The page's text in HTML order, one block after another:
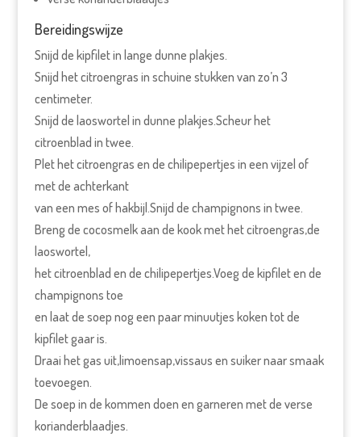
Bereidingswijze
Snijd de kipfilet in lange dunne plakjes.
Snijd het citroengras in schuine stukken van zo’n 3
centimeter.
Snijd de laoswortel in dunne plakjes.Scheur het
citroenblad in twee.
Plet het citroengras en de chilipepertjes in een vijzel of
met de achterkant
van een mes of hakbijl.Snijd de champignons in twee.
Breng de cocosmelk aan de kook met het citroengras,de
laoswortel,
het citroenblad en de chilipepertjes.Voeg de kipfilet en de
champignons toe
en laat de soep nog een paar minuutjes koken tot de
kipfilet gaar is.
Draai het gas uit,limoensap,vissaus en suiker naar smaak
toevoegen.
De soep in de kommen doen en garneren met de verse
korianderblaadjes.